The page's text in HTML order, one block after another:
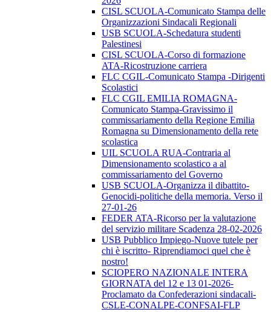
CISL SCUOLA-Comunicato Stampa delle
Organizzazioni Sindacali Regionali
USB SCUOLA-Schedatura studenti
Palestinesi
CISL SCUOLA-Corso di formazione
ATA-Ricostruzione carriera
FLC CGIL-Comunicato Stampa -Dirigenti
Scolastici
FLC CGIL EMILIA ROMAGNA-
Comunicato Stampa-Gravissimo il
commissariamento della Regione Emilia
Romagna su Dimensionamento della rete
scolastica
UIL SCUOLA RUA-Contraria al
Dimensionamento scolastico a al
commissariamento del Governo
USB SCUOLA-Organizza il dibattito-
Genocidi-politiche della memoria. Verso il
27-01-26
FEDER ATA-Ricorso per la valutazione
del servizio militare Scadenza 28-02-2026
USB Pubblico Impiego-Nuove tutele per
chi è iscritto- Riprendiamoci quel che è
nostro!
SCIOPERO NAZIONALE INTERA
GIORNATA del 12 e 13 01-2026-
Proclamato da Confederazioni sindacali-
CSLE-CONALPE-CONFSAI-FLP